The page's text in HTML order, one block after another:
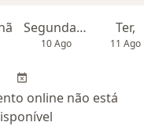
Segunda-feira
10 Ago
Ter,
11 Ago
online não está